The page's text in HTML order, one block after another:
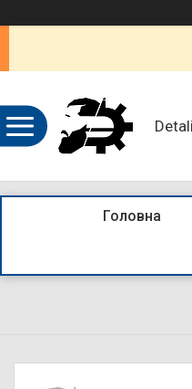
Головна